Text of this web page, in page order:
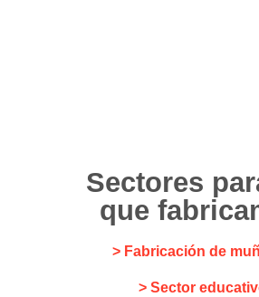
Sectores
que
> Fabricación de
> Sector